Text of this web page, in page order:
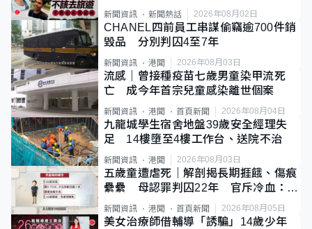
質旅客
新聞資訊 新聞熱話 2026年08月02日
CHANEL四前員工串謀偷竊逾700件銷
毀品 分別判囚4至7年
新聞資訊 港聞 2026年08月03日
流感｜曾接種疫苗七歲男童染甲流死
亡 成今年首宗兒童感染離世個案
新聞資訊 港聞 首頁新聞 2026年08月04日
九龍城學生宿舍地盤39歲安全經理失
足 14樓墮至4樓工作台、送院不治
新聞資訊 港聞 2026年08月03日
五歲童遭虐死｜解剖揭長期捱餓、傷痕
纍纍 母認罪判囚22年 官斥冷血：同
類案最惡劣
新聞資訊 港聞 首頁新聞 2026年08月05日
美女治療師借輔導「誘騙」14歲少年